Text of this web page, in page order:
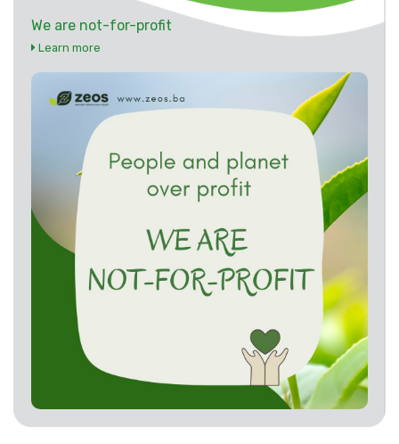
We are not-for-profit
Learn more